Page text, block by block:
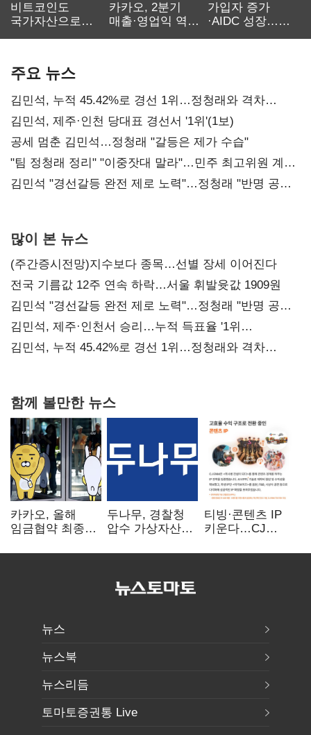
비트코인도
국가자산으로…'
카카오, 2분기
매출·영업익 역대
가입자 증가
·AIDC 성장…
주요 뉴스
김민석, 누적 45.42%로 경선 1위…정청래와 격차
0.86%p(2보)
김민석, 제주·인천 당대표 경선서 '1위'(1보)
공세 멈춘 김민석…정청래 "갈등은 제가 수습"
"팀 정청래 정리" "이중잣대 말라"…민주 최고위원 계파
다툼 격화
김민석 "경선갈등 완전 제로 노력"…정청래 "반명 공세
많이 본 뉴스
(주간증시전망)지수보다 종목…선별 장세 이어진다
전국 기름값 12주 연속 하락…서울 휘발윳값 1909원
김민석 "경선갈등 완전 제로 노력"…정청래 "반명 공세
사과부터"
김민석, 제주·인천서 승리…누적 득표율 '1위
탈환'(종합)
김민석, 누적 45.42%로 경선 1위…정청래와 격차
함께 볼만한 뉴스
카카오, 올해
임금협약 최종
인상·격려금
두나무, 경찰청
압수 가상자산
커스터디 사업
티빙·콘텐츠 IP
키운다…CJ
글로벌 확장 가속
뉴스
뉴스북
뉴스리듬
토마토증권통 Live